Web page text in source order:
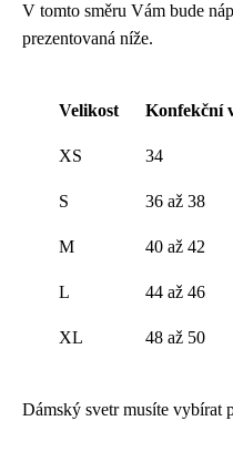
V tomto směru Vám bude
prezentovaná níže.
Velikost Konfekční
XS 34
S 36 až 38
M 40 až 42
L 44 až 46
XL 48 až 50
Dámský svetr musíte vybírat